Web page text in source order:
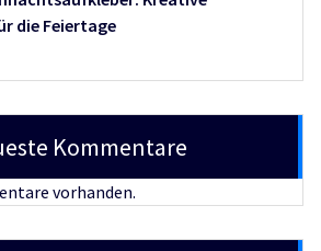
die Feiertage
Kommentare
vorhanden.